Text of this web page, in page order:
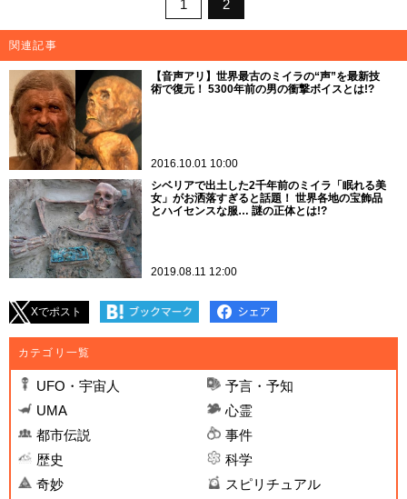
1 2
関連記事
【音声アリ】世界最古のミイラの“声”を最新技
術で復元！ 5300年前の男の衝撃ボイスとは!?
2016.10.01 10:00
シベリアで出土した2千年前のミイラ「眠れる美
女」がお洒落すぎると話題！ 世界各地の宝飾品
とハイセンスな服… 謎の正体とは!?
2019.08.11 12:00
Xでポスト
カテゴリ一覧
UFO・宇宙人
予言・予知
UMA
心霊
都市伝説
事件
歴史
科学
奇妙
スピリチュアル